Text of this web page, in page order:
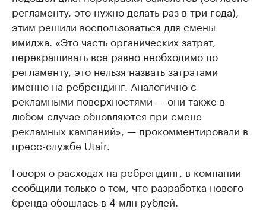
регламенту, это нужно делать раз в три года),
этим решили воспользоваться для смены
имиджа. «Это часть органических затрат,
перекрашивать все равно необходимо по
регламенту, это нельзя назвать затратами
именно на ребрендинг. Аналогично с
рекламными поверхностями — они также в
любом случае обновляются при смене
рекламных кампаний», — прокомментировали в
пресс-службе Utair.
Говоря о расходах на ребрендинг, в компании
сообщили только о том, что разработка нового
бренда обошлась в 4 млн рублей.